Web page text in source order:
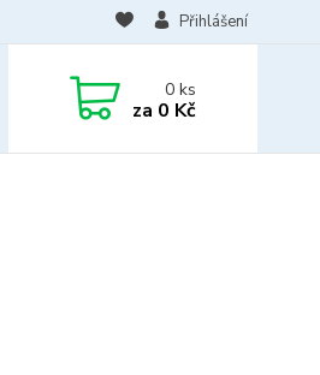
Přihlášení
0ks
za 0 Kč